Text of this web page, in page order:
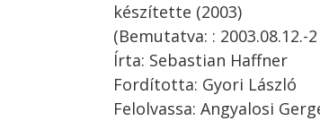
készítette (2003)
(Bemutatva: : 2003.08.12.-
Írta: Sebastian Haffner
Fordította: Gyori László
Felolvassa: Angyalosi